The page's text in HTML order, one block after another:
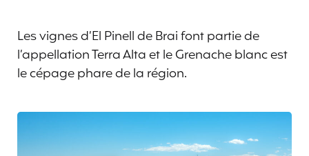
Les vignes d’El Pinell de Brai font partie de
l’appellation Terra Alta et le Grenache blanc est
le cépage phare de la région.